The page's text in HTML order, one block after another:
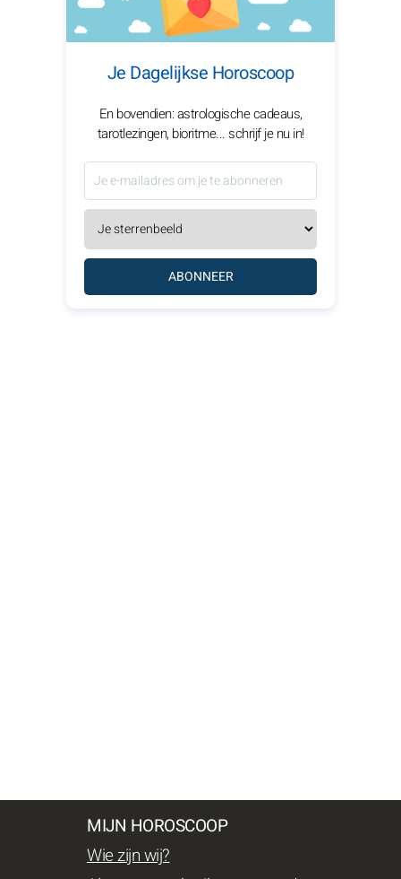
Je Dagelijkse Horoscoop
En bovendien: astrologische cadeaus,
tarotlezingen, bioritme... schrijf je nu in!
ABONNEER
MIJN HOROSCOOP
Wie zijn wij?